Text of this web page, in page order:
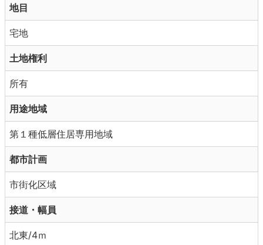
地目
宅地
土地権利
所有
用途地域
第１種低層住居専用地域
都市計画
市街化区域
接道・幅員
北東/4ｍ